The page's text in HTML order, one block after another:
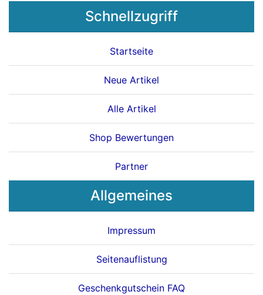
Schnellzugriff
Startseite
Neue Artikel
Alle Artikel
Shop Bewertungen
Partner
Allgemeines
Impressum
Seitenauflistung
Geschenkgutschein FAQ